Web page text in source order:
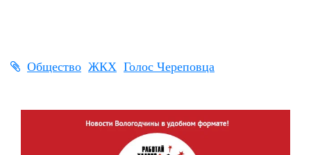
Общество ЖКХ Голос Череповца